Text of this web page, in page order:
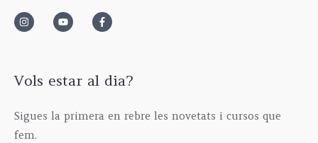
Vols estar al dia?
Sigues la primera en rebre les novetats i cursos que
fem.